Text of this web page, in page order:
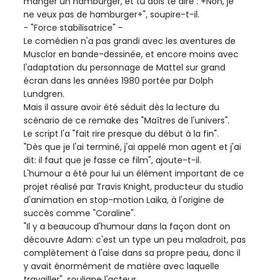
ne veux pas de hamburger+", soupire-t-il.
- "Force stabilisatrice" -
Le comédien n'a pas grandi avec les aventures de
Musclor en bande-dessinée, et encore moins avec
l'adaptation du personnage de Mattel sur grand
écran dans les années 1980 portée par Dolph
Lundgren.
Mais il assure avoir été séduit dès la lecture du
scénario de ce remake des "Maîtres de l'univers".
Le script l'a "fait rire presque du début à la fin".
"Dès que je l'ai terminé, j'ai appelé mon agent et j'ai
dit: il faut que je fasse ce film", ajoute-t-il.
L'humour a été pour lui un élément important de ce
projet réalisé par Travis Knight, producteur du studio
d'animation en stop-motion Laika, à l'origine de
succès comme "Coraline".
"Il y a beaucoup d'humour dans la façon dont on
découvre Adam: c'est un type un peu maladroit, pas
complètement à l'aise dans sa propre peau, donc il
y avait énormément de matière avec laquelle